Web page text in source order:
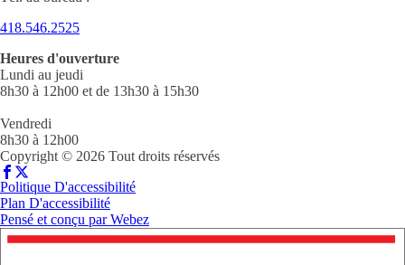
418.546.2525
Heures d'ouverture
Lundi au jeudi
8h30 à 12h00 et de 13h30 à 15h30
Vendredi
8h30 à 12h00
Copyright © 2026 Tout droits réservés
Politique D'accessibilité
Plan D'accessibilité
Pensé et conçu parWebez